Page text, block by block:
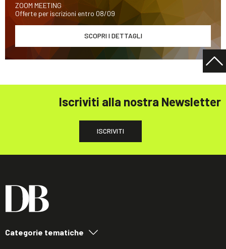
ZOOM MEETING
Offerte per iscrizioni entro 08/09
SCOPRI I DETTAGLI
Iscriviti alla nostra Newsletter
ISCRIVITI
Categorie tematiche